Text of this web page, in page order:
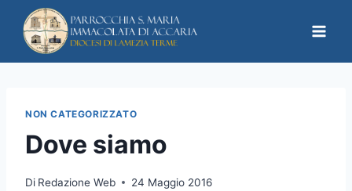
NON CATEGORIZZATO
Dove siamo
Di Redazione Web 24 Maggio 2016